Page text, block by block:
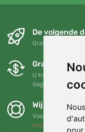
De volgende
Gratis verzending
Gratis ruilen
U kunt uw
dagen
Wij steunen
Voor elke
ons